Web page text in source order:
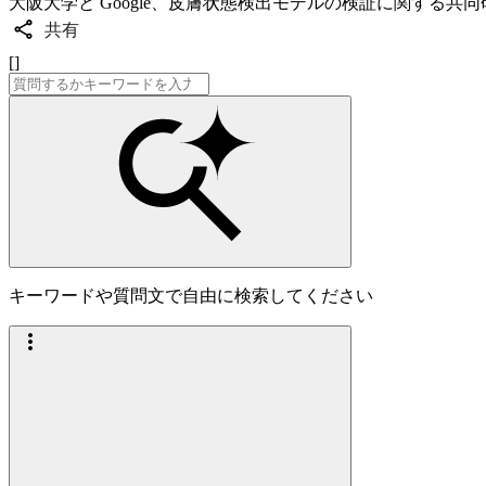
共有
[]
キーワードや質問文で自由に検索してください